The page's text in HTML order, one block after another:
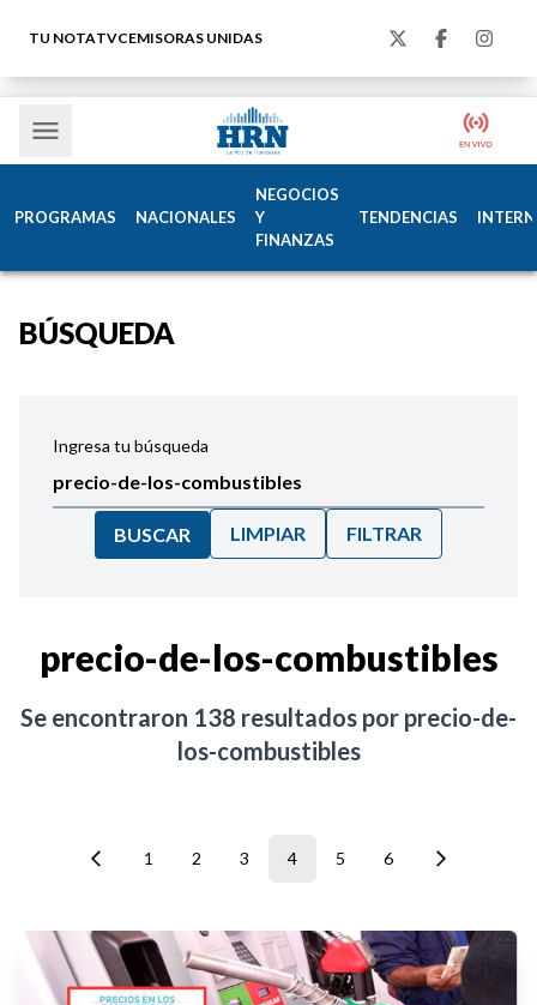
TU NOTATVCEMISORAS UNIDAS
PROGRAMAS NACIONALES
NEGOCIOS
Y
FINANZAS
TENDENCIAS
BÚSQUEDA
Ingresa tu búsqueda
BUSCAR LIMPIAR FILTRAR
precio-de-los-combustibles
Se encontraron 138 resultados por precio-de-
los-combustibles
1 2 3 4 5 6